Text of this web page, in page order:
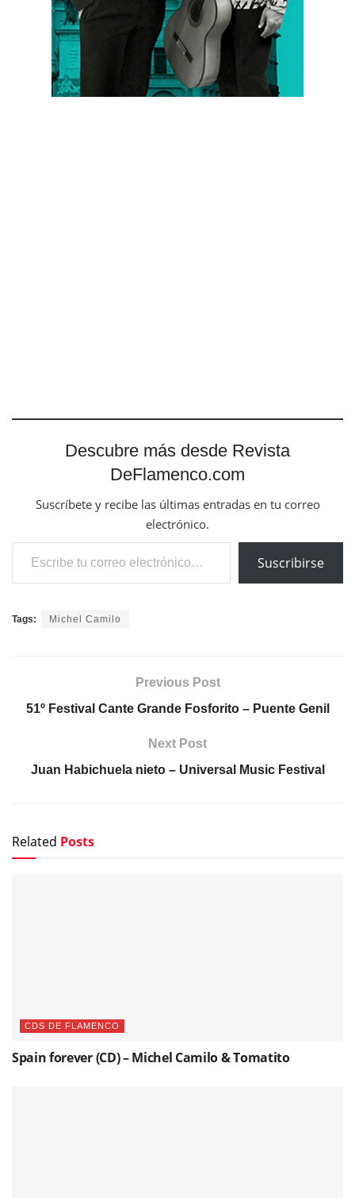
Descubre más desde Revista
DeFlamenco.com
Suscríbete y recibe las últimas entradas en tu correo
electrónico.
Escribe tu correo electrónico…
Suscribirse
Tags: Michel Camilo
Previous Post
51º Festival Cante Grande Fosforito – Puente Genil
Next Post
Juan Habichuela nieto – Universal Music Festival
Related Posts
CDS DE FLAMENCO
Spain forever (CD) – Michel Camilo & Tomatito